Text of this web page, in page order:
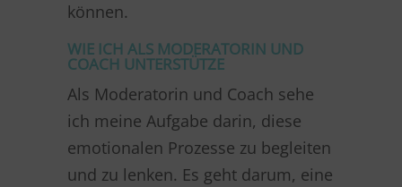
können.
WIE ICH ALS MODERATORIN UND
COACH UNTERSTÜTZE
Als Moderatorin und Coach sehe
ich meine Aufgabe darin, diese
emotionalen Prozesse zu begleiten
und zu lenken. Es geht darum, eine